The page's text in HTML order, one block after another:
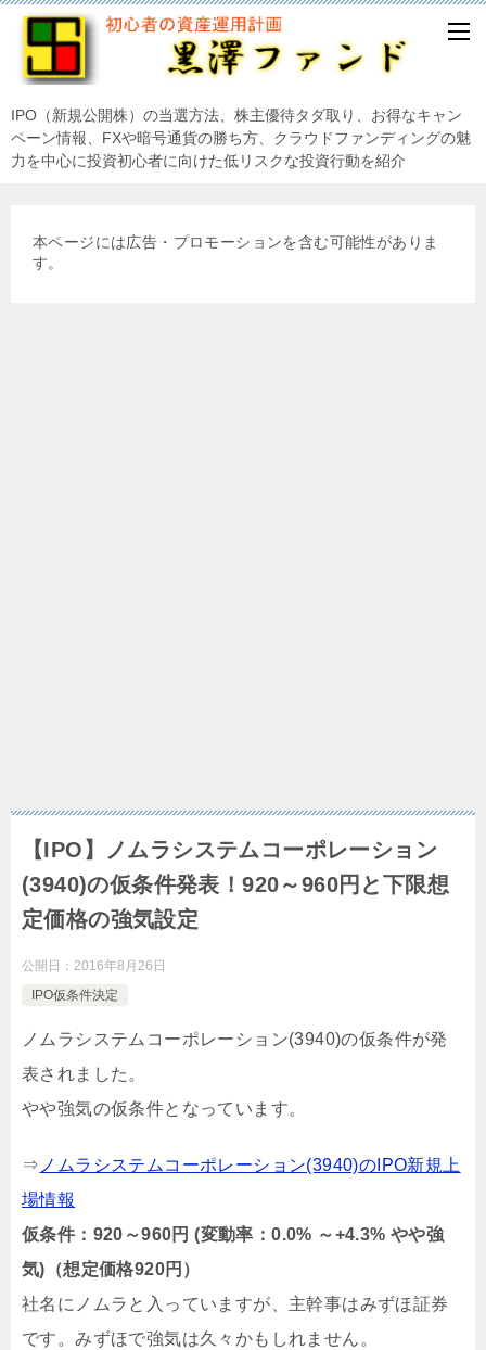
IPO（新規公開株）の当選方法、株主優待タダ取り、お得なキャン
ペーン情報、FXや暗号通貨の勝ち方、クラウドファンディングの魅
力を中心に投資初心者に向けた低リスクな投資行動を紹介
本ページには広告・プロモーションを含む可能性がありま
す。
【IPO】ノムラシステムコーポレーション
(3940)の仮条件発表！920～960円と下限想
定価格の強気設定
公開日： 2016年8月26日
IPO仮条件決定
ノムラシステムコーポレーション(3940)の仮条件が発
表されました。
やや強気の仮条件となっています。
⇒ ノムラシステムコーポレーション(3940)のIPO新規上
場情報
仮条件：920～960円 (変動率：0.0% ～+4.3% やや強
気)（想定価格920円）
社名にノムラと入っていますが、主幹事はみずほ証券
です。みずほで強気は久々かもしれません。